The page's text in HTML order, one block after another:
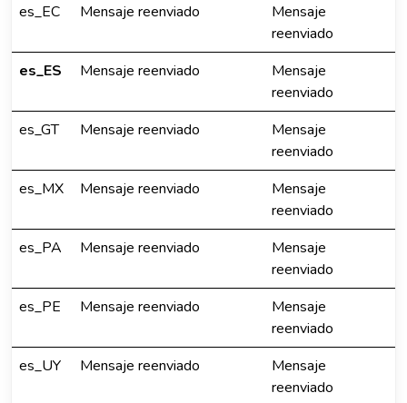
es_EC
Mensaje reenviado
Mensaje
reenviado
es_ES
Mensaje reenviado
Mensaje
reenviado
es_GT
Mensaje reenviado
Mensaje
reenviado
es_MX
Mensaje reenviado
Mensaje
reenviado
es_PA
Mensaje reenviado
Mensaje
reenviado
es_PE
Mensaje reenviado
Mensaje
reenviado
es_UY
Mensaje reenviado
Mensaje
reenviado